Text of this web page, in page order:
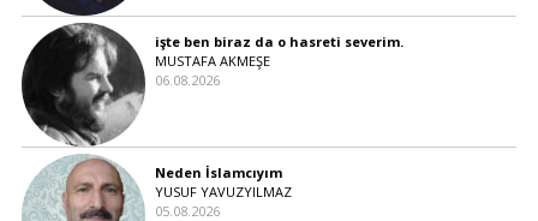
işte ben biraz da o hasreti severim.
MUSTAFA AKMEŞE
06.08.2026
Neden İslamcıyım
YUSUF YAVUZYILMAZ
05.08.2026